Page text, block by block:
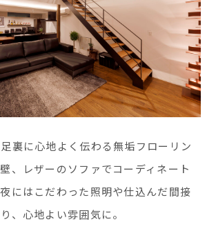
裏に心地よく伝わる無垢フローリン
、レザーのソファでコーディネート
にはこだわった照明や仕込んだ間接
、心地よい雰囲気に。